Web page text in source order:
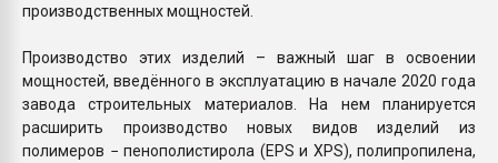
производственных мощностей.
Производство этих изделий – важный шаг в освоении
мощностей, введённого в эксплуатацию в начале 2020 года
завода строительных материалов. На нем планируется
расширить производство новых видов изделий из
полимеров − пенополистирола (EPS и XPS), полипропилена,